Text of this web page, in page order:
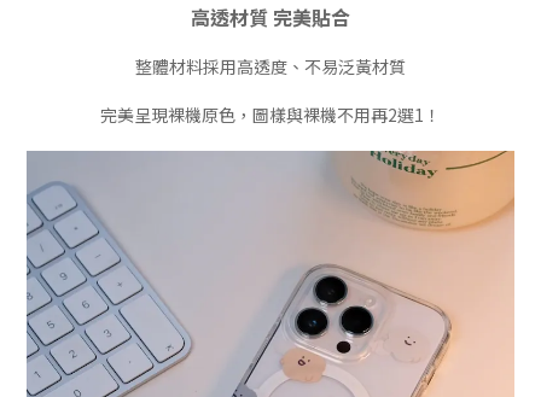
高透材質 完美貼合
整體材料採用高透度、不易泛黃材質
完美呈現裸機原色，圖樣與裸機不用再2選1！